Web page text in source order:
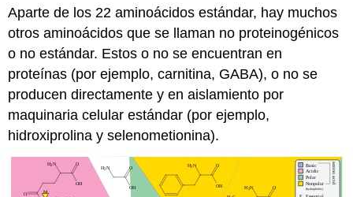
Aparte de los 22 aminoácidos estándar, hay muchos
otros aminoácidos que se llaman no proteinogénicos
o no estándar. Estos o no se encuentran en
proteínas (por ejemplo, carnitina, GABA), o no se
producen directamente y en aislamiento por
maquinaria celular estándar (por ejemplo,
hidroxiprolina y selenometionina).